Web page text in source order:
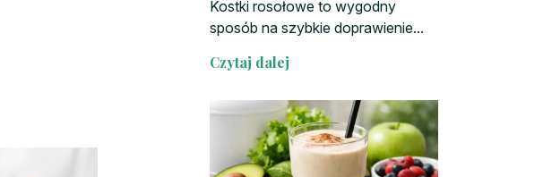
Kostki rosołowe to wygodny
sposób na szybkie doprawienie...
Czytaj dalej